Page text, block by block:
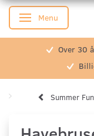
Skifte navigation
Menu
Over 30
Summer Fun